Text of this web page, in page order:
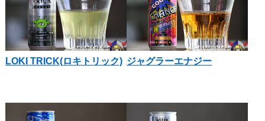
LOKI TRICK(ロキトリック) ジャグラーエナジー